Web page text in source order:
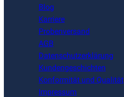
Blog
Karriere
Probenversand
AGB
Datenschutzerklärung
Kundengeschichten
Konformität und Qualität
Impressum